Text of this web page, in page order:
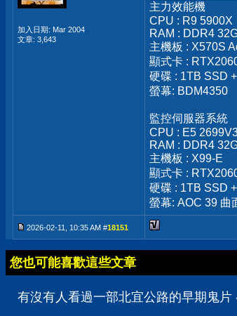
加入日期: Mar 2004
文章: 3,643
主力效能機
CPU : R9 5900X
RAM : DDR4
主機板 : X570S
顯式卡 :
硬碟 : 1TB SSD
螢幕: BDM4350
監控伺服器系統
CPU : E5
RAM : DDR4
主機板 : X99-E
顯式卡 :
硬碟 : 1TB SSD
螢幕: AOC 39 曲
2026-02-11, 10:35 AM #18151
您也可能喜歡這些文章
有沒有人看過一部北宜公路的早期鬼片